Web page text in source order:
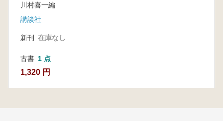
川村喜一編
講談社
新刊 在庫なし
古書 1 点
1,320 円